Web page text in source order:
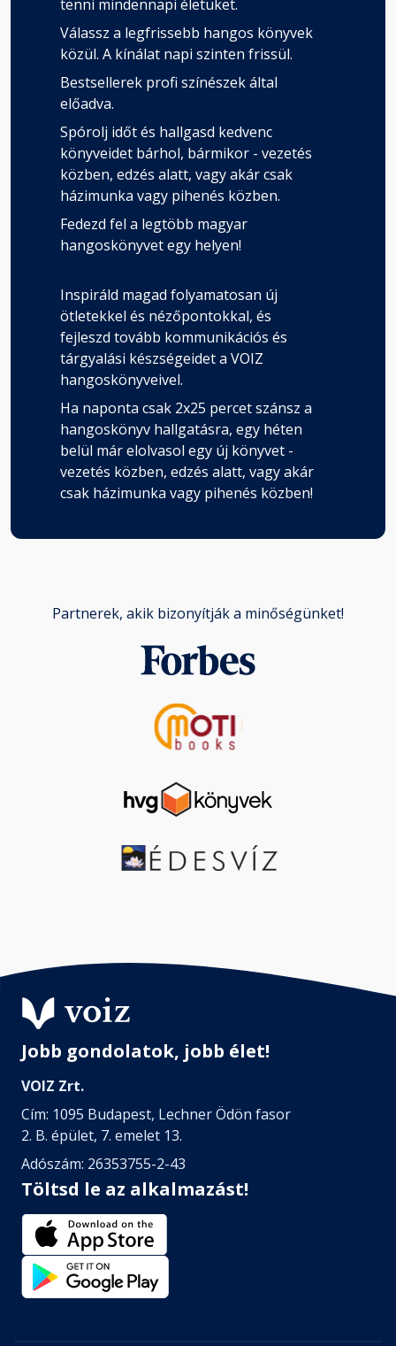
tenni mindennapi életüket.
Válassz a legfrissebb hangos könyvek
közül. A kínálat napi szinten frissül.
Bestsellerek profi színészek által
előadva.
Spórolj időt és hallgasd kedvenc
könyveidet bárhol, bármikor - vezetés
közben, edzés alatt, vagy akár csak
házimunka vagy pihenés közben.
Fedezd fel a legtöbb magyar
hangoskönyvet egy helyen!
Inspiráld magad folyamatosan új
ötletekkel és nézőpontokkal, és
fejleszd tovább kommunikációs és
tárgyalási készségeidet a VOIZ
hangoskönyveivel.
Ha naponta csak 2x25 percet szánsz a
hangoskönyv hallgatásra, egy héten
belül már elolvasol egy új könyvet -
vezetés közben, edzés alatt, vagy akár
csak házimunka vagy pihenés közben!
Partnerek, akik bizonyítják a minőségünket!
Jobb gondolatok, jobb élet!
VOIZ Zrt.
Cím: 1095 Budapest, Lechner Ödön fasor
2. B. épület, 7. emelet 13.
Adószám: 26353755-2-43
Töltsd le az alkalmazást!